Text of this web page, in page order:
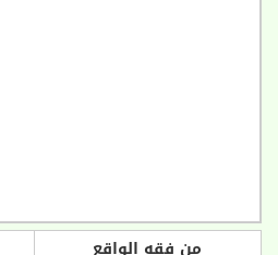
من فقه الواقع